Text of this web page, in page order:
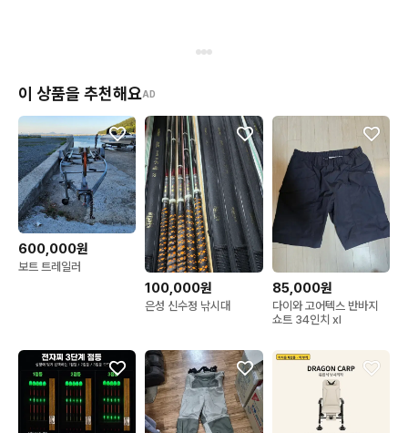
이 상품을 추천해요AD
600,000원
보트 트레일러
100,000원
은성 신수정 낚시대
85,000원
다이와 고어텍스 반바지
쇼트 34인치 xl